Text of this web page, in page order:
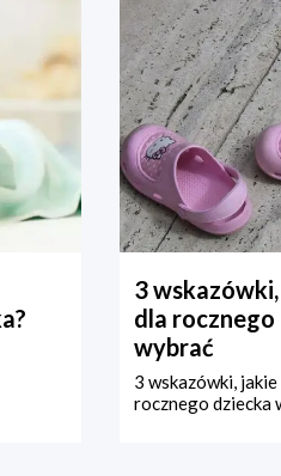
3
dla rocznego
wybrać
3 wskazówki, jakie
rocznego dziecka